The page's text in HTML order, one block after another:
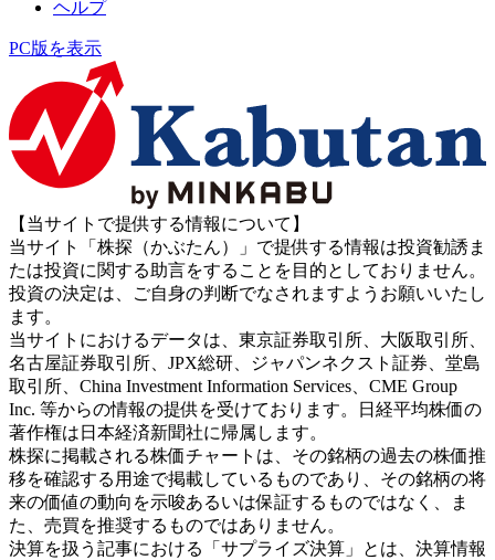
ヘルプ
PC版を表示
【当サイトで提供する情報について】
当サイト「株探（かぶたん）」で提供する情報は投資勧誘ま
たは投資に関する助言をすることを目的としておりません。
投資の決定は、ご自身の判断でなされますようお願いいたし
ます。
当サイトにおけるデータは、東京証券取引所、大阪取引所、
名古屋証券取引所、JPX総研、ジャパンネクスト証券、堂島
取引所、China Investment Information Services、CME Group
Inc. 等からの情報の提供を受けております。日経平均株価の
著作権は日本経済新聞社に帰属します。
株探に掲載される株価チャートは、その銘柄の過去の株価推
移を確認する用途で掲載しているものであり、その銘柄の将
来の価値の動向を示唆あるいは保証するものではなく、ま
た、売買を推奨するものではありません。
決算を扱う記事における「サプライズ決算」とは、決算情報